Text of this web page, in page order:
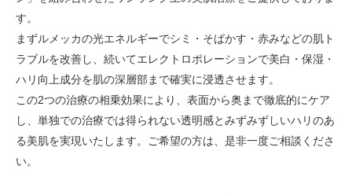
す。
まずルメッカの光エネルギーでシミ・そばかす・赤みなどの肌ト
ラブルを改善し、続いてエレクトロポレーションで美白・保湿・
ハリ向上成分を肌の深層部まで確実に浸透させます。
この2つの治療の相乗効果により、表面から奥まで徹底的にケア
し、単独での治療では得られない透明感とみずみずしいハリのあ
る美肌を実現いたします。ご希望の方は、是非一度ご相談くださ
い。